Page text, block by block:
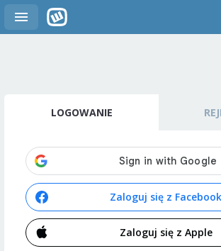
LOGOWANIE
Zaloguj się z Facebook
Zaloguj się z Apple